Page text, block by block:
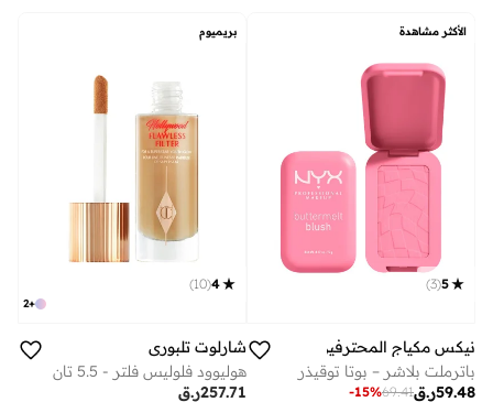
الأكثر مشاهدة
5
(
3
)
نيكس مكياج المحترفين
باترملت بلاشر – بوتا توقيذر
ر.ق59.48
69.41
-15%
بريميوم
+
2
4
(
10
)
شارلوت تلبوري
هوليوود فلوليس فلتر - 5.5 تان
ر.ق257.71